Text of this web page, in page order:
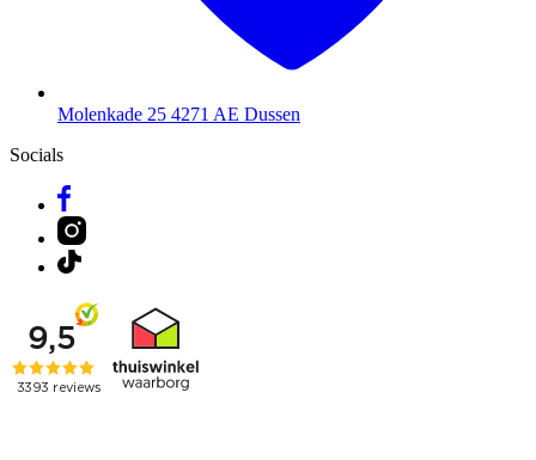
Molenkade 25 4271 AE Dussen
Socials